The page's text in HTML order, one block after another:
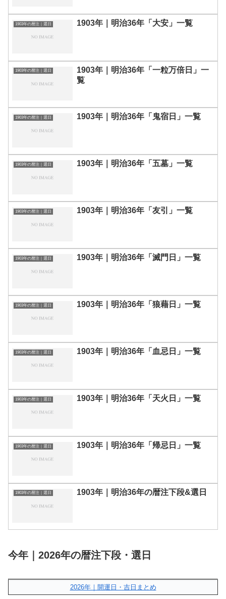
1903年の暦注｜選日 1903年｜明治36年「大安」一覧
1903年の暦注｜選日
1903年｜明治36年「一粒万倍日」一
覧
1903年の暦注｜選日 1903年｜明治36年「鬼宿日」一覧
1903年の暦注｜選日 1903年｜明治36年「五墓」一覧
1903年の暦注｜選日 1903年｜明治36年「友引」一覧
1903年の暦注｜選日 1903年｜明治36年「滅門日」一覧
1903年の暦注｜選日 1903年｜明治36年「狼藉日」一覧
1903年の暦注｜選日 1903年｜明治36年「血忌日」一覧
1903年の暦注｜選日 1903年｜明治36年「天火日」一覧
1903年の暦注｜選日 1903年｜明治36年「帰忌日」一覧
1903年の暦注｜選日 1903年｜明治36年の暦注下段&選日
今年｜2026年の暦注下段・選日
2026年｜開運日・吉日まとめ